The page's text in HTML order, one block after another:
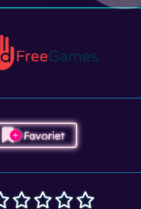
Favoriet